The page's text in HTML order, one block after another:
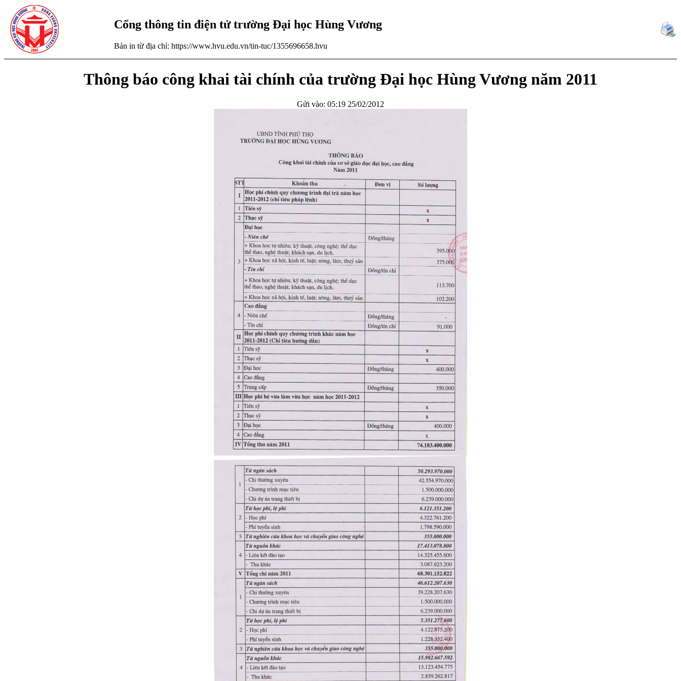
Cổng thông tin điện tử trường Đại học Hùng Vương
Bản in từ địa chỉ: https://www.hvu.edu.vn/tin-tuc/1355696658.hvu
Thông báo công khai tài chính của trường Đại học Hùng Vương năm 2011
Gửi vào: 05:19 25/02/2012